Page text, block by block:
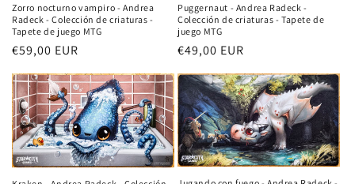
Zorro nocturno vampiro - Andrea
Radeck - Colección de criaturas -
Tapete de juego MTG
Precio
€59,00 EUR
Puggernaut - Andrea Radeck -
Colección de criaturas - Tapete de
juego MTG
Precio
habitual
€49,00 EUR